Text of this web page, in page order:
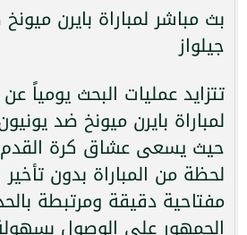
بث مباشر لمباراة بايرن
جيلواز
تتزايد عمليات البحث يومياً
لمباراة بايرن ميونخ ضد
حيث يسعى عشاق كرة القدم
لحظة من المباراة بدون
مفتاحية دقيقة ومرتبطة
الجمهور على الوصول